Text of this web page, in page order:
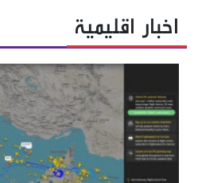
اخبار اقليمية